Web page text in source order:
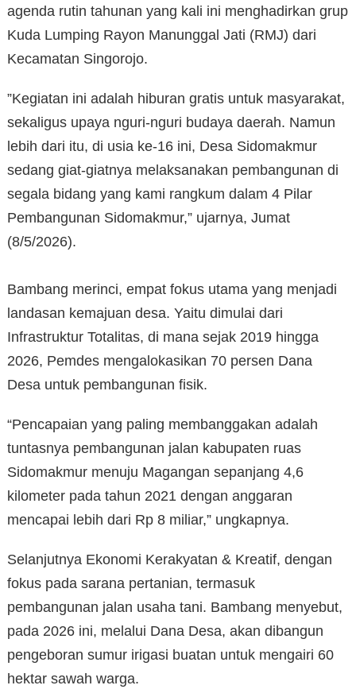
agenda rutin tahunan yang kali ini menghadirkan grup
Kuda Lumping Rayon Manunggal Jati (RMJ) dari
Kecamatan Singorojo.
​”Kegiatan ini adalah hiburan gratis untuk masyarakat,
sekaligus upaya nguri-nguri budaya daerah. Namun
lebih dari itu, di usia ke-16 ini, Desa Sidomakmur
sedang giat-giatnya melaksanakan pembangunan di
segala bidang yang kami rangkum dalam 4 Pilar
Pembangunan Sidomakmur,” ujarnya, Jumat
(8/5/2026).
Bambang merinci, empat fokus utama yang menjadi
landasan kemajuan desa. Yaitu dimulai dari
Infrastruktur Totalitas, di mana sejak 2019 hingga
2026, Pemdes mengalokasikan 70 persen Dana
Desa untuk pembangunan fisik.
“Pencapaian yang paling membanggakan adalah
tuntasnya pembangunan jalan kabupaten ruas
Sidomakmur menuju Magangan sepanjang 4,6
kilometer pada tahun 2021 dengan anggaran
mencapai lebih dari Rp 8 miliar,” ungkapnya.
Selanjutnya Ekonomi Kerakyatan & Kreatif, dengan
fokus pada sarana pertanian, termasuk
pembangunan jalan usaha tani. Bambang menyebut,
pada 2026 ini, melalui Dana Desa, akan dibangun
pengeboran sumur irigasi buatan untuk mengairi 60
hektar sawah warga.